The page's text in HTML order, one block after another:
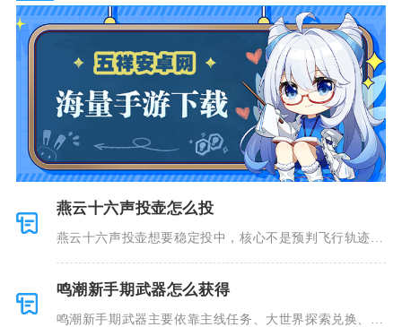
燕云十六声投壶怎么投
燕云十六声投壶想要稳定投中，核心不是预判飞行轨迹，
鸣潮新手期武器怎么获得
鸣潮新手期武器主要依靠主线任务、大世界探索兑换、锻